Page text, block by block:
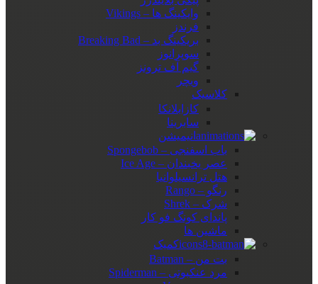
وایکینگ ها – Vikings
فرندز
بریکینگ بد – Breaking Bad
سوپرانوز
گیم آف ترونز
ویچر
کلاسیک
کازابلانکا
سابرینا
انیمیشن
باب اسفنجی – Spongebob
عصر یخبندان – Ice Age
هتل ترانسیلوانیا
رنگو – Rango
شرک – Shrek
پاندای کونگ فو کار
ماشین ها
کمیک
بت من – Batman
مرد عنکبوتی – Spiderman